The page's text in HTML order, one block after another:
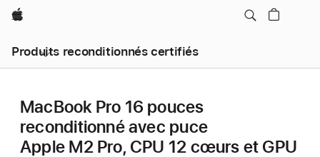
Apple
Produits reconditionnés certifiés
MacBook Pro 16 pouces
reconditionné avec puce
Apple M2 Pro, CPU 12 cœurs et GPU